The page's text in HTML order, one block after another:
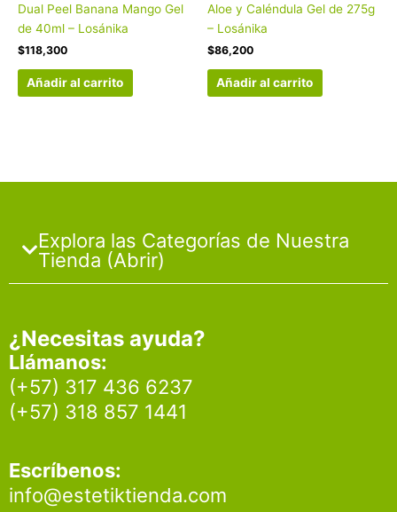
Dual Peel Banana Mango Gel
de 40ml – Losánika
$118,300
Añadir al carrito
Aloe y Caléndula Gel de 275g
– Losánika
$86,200
Añadir al carrito
Explora las Categorías de Nuestra
Tienda (Abrir)
¿Necesitas ayuda?
Llámanos:
(+57) 317 436 6237
(+57) 318 857 1441
Escríbenos:
info@estetiktienda.com